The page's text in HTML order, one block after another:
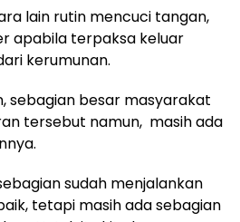
lain rutin mencuci tangan,
apabila terpaksa keluar
kerumunan.
sebagian besar masyarakat
tersebut namun, masih ada
sudah menjalankan
tetapi masih ada sebagian